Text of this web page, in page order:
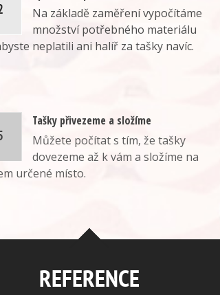
Na základě zaměření vypočítáme
množství potřebného materiálu
neplatili ani halíř za tašky navíc.
Tašky přivezeme a složíme
Můžete počítat s tím, že tašky
dovezeme až k vám a složíme na
určené místo.
REFERENCE